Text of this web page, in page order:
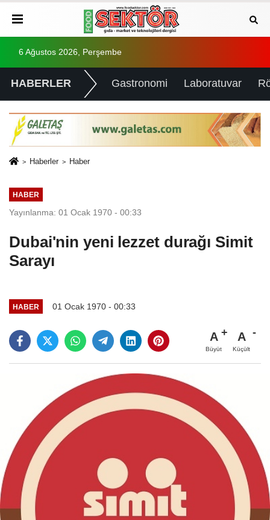
6 Ağustos 2026, Perşembe
HABERLER Gastronomi Laboratuvar
Haberler Haber
HABER
Yayınlanma: 01 Ocak 1970 - 00:33
Dubai'nin yeni lezzet durağı Simit
Sarayı
HABER 01 Ocak 1970 - 00:33
A
Büyüt
A
Küçült